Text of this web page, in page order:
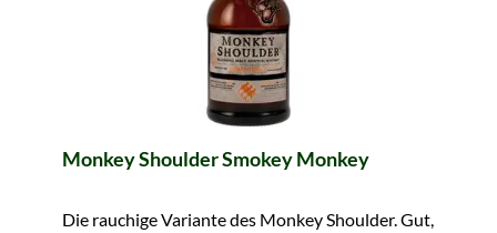
Monkey Shoulder Smokey Monkey
Die rauchige Variante des Monkey Shoulder. Gut,